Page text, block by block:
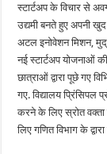
स्टार्टअप के विचार से
उद्यमी बनते हुए अपनी
अटल इनोवेशन मिशन,
नई स्टार्टअप योजनाओं
छात्राओं द्वारा पूछे गए
गए. विद्यालय प्रिंसिपल
करने के लिए स्रोत
लिए गणित विभाग के